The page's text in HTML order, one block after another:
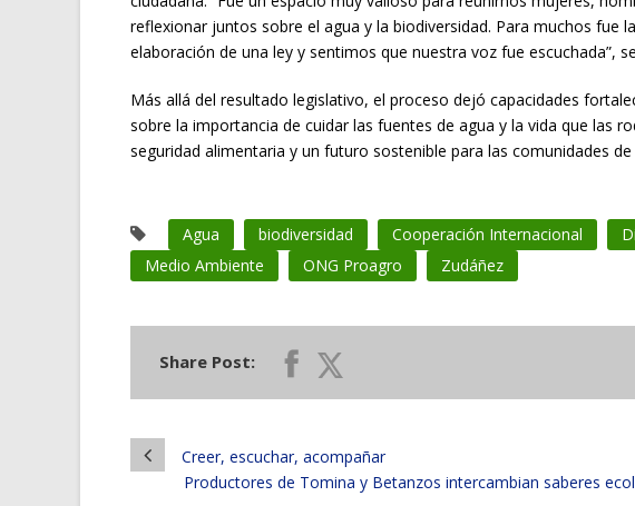
reflexionar juntos sobre el agua y la biodiversidad. Para muchos fue
elaboración de una ley y sentimos que nuestra voz fue escuchada”,
Más allá del resultado legislativo, el proceso dejó capacidades
sobre la importancia de cuidar las fuentes de agua y la vida que las
seguridad alimentaria y un futuro sostenible para las comunidades de
Agua biodiversidad Cooperación Internacional
Medio Ambiente
ONG Proagro Zudáñez
Share Post:
Creer, escuchar, acompañar
Productores de Tomina y Betanzos intercambian saberes